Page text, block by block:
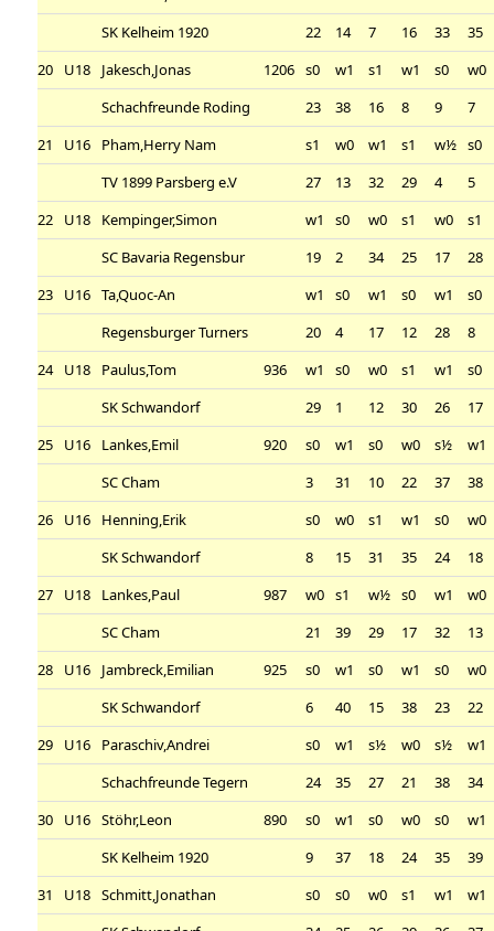
SK Kelheim 1920
22 14 7 16 33
35
20
U18 Jakesch,Jonas 1206 s0 w1 s1 w1 s0
w0
Schachfreunde Roding
23 38 16 8 9
7
21
U16 Pham,Herry Nam s1 w0 w1 s1 w½ s0
TV 1899 Parsberg e.V
27 13 32 29 4
5
22
U18 Kempinger,Simon w1 s0 w0 s1 w0
s1
SC Bavaria Regensbur
19 2 34 25 17
28
23
U16 Ta,Quoc-An w1 s0 w1 s0 w1
s0
Regensburger Turners
20 4 17 12 28
8
24
U18 Paulus,Tom 936 w1 s0 w0 s1 w1
s0
SK Schwandorf
29 1 12 30 26
17
25
U16 Lankes,Emil 920 s0 w1 s0 w0 s½
w1
SC Cham
3 31 10 22 37
38
26
U16 Henning,Erik s0 w0 s1 w1 s0
w0
SK Schwandorf
8 15 31 35 24
18
27
U18 Lankes,Paul 987 w0 s1 w½ s0 w1
w0
SC Cham
21 39 29 17 32
13
28
U16 Jambreck,Emilian 925 s0 w1 s0 w1 s0
w0
SK Schwandorf
6 40 15 38 23
22
29
U16 Paraschiv,Andrei s0 w1 s½ w0 s½
w1
Schachfreunde Tegern
24 35 27 21 38
34
30
U16 Stöhr,Leon 890 s0 w1 s0 w0 s0
w1
SK Kelheim 1920
9 37 18 24 35
39
31
U18 Schmitt,Jonathan s0 s0 w0 s1 w1
w1